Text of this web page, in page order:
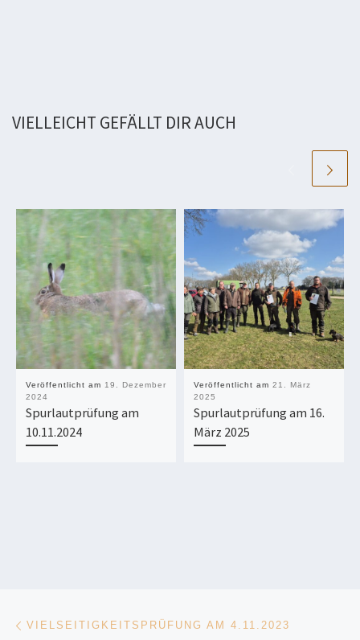
VIELLEICHT GEFÄLLT DIR AUCH
Veröffentlicht am 19. Dezember
2024
Spurlautprüfung am
10.11.2024
Veröffentlicht am 21. März
2025
Spurlautprüfung am 16.
März 2025
Beitragsnavigation
VIELSEITIGKEITSPRÜFUNG AM 4.11.2023